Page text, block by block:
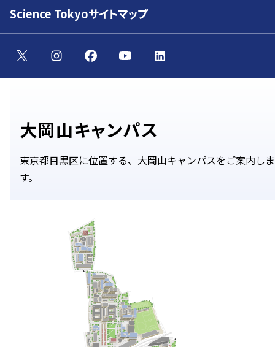
Science Tokyoサイトマップ
大岡山キャンパス
東京都目黒区に位置する、大岡山キャンパスをご案内しま
す。